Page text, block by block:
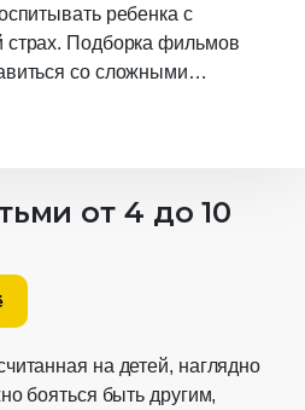
ребенка с
Подборка фильмов
со сложными
и разглядеть в своем
от 4 до 10
на детей, наглядно
бояться быть другим,